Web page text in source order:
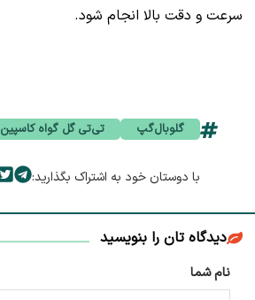
سرعت و دقت بالا انجام شود.
گلوبال‌گپ تی‌تی گل گواه کاسپین
با دوستان خود به اشتراک بگذارید:
دیدگاه تان را بنویسید
نام شما